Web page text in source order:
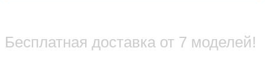
Бесплатная доставка от 7 моделей!